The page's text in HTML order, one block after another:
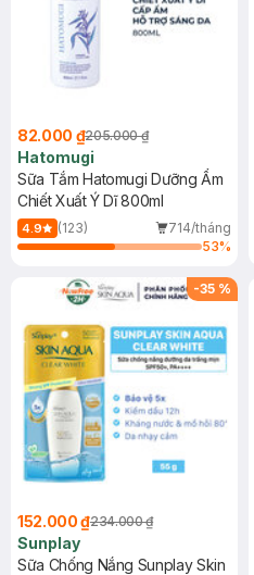
82.000 ₫205.000 ₫
Hatomugi
Sữa Tắm Hatomugi Dưỡng Ẩm
Chiết Xuất Ý Dĩ 800ml
4.9 (123)
714/tháng
53%
-35 %
152.000 ₫234.000 ₫
Sunplay
Sữa Chống Nắng Sunplay Skin